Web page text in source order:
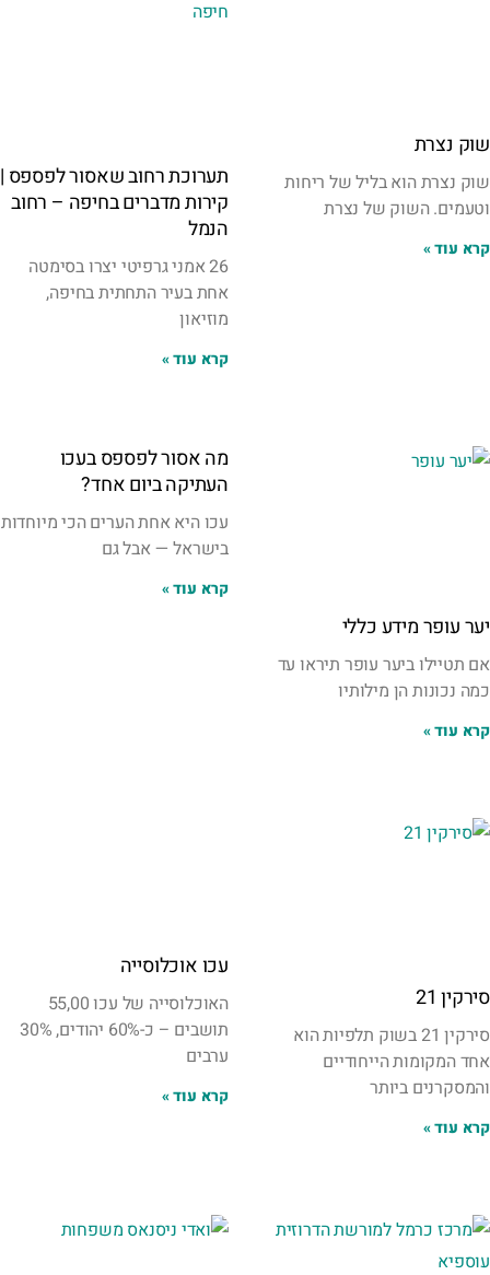
שוק נצרת
שוק נצרת הוא בליל של ריחות
וטעמים. השוק של נצרת
קרא עוד »
תערוכת רחוב שאסור לפספס |
קירות מדברים בחיפה – רחוב
הנמל
26 אמני גרפיטי יצרו בסימטה
אחת בעיר התחתית בחיפה,
מוזיאון
קרא עוד »
יער עופר מידע כללי
אם תטיילו ביער עופר תיראו עד
כמה נכונות הן מילותיו
קרא עוד »
מה אסור לפספס בעכו
העתיקה ביום אחד?
עכו היא אחת הערים הכי מיוחדות
בישראל — אבל גם
קרא עוד »
סירקין 21
סירקין 21 בשוק תלפיות הוא
אחד המקומות הייחודיים
והמסקרנים ביותר
קרא עוד »
עכו אוכלוסייה
האוכלוסייה של עכו 55,00
תושבים – כ-60% יהודים, 30%
ערבים
קרא עוד »